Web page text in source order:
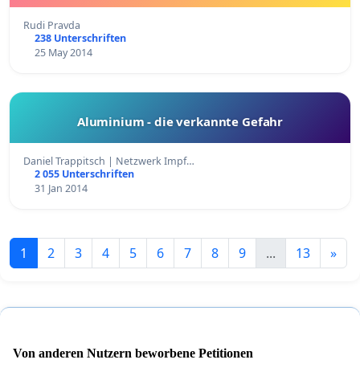
Rudi Pravda
238 Unterschriften
25 May 2014
Aluminium - die verkannte Gefahr
Daniel Trappitsch | Netzwerk Impf…
2 055 Unterschriften
31 Jan 2014
1 2 3 4 5 6 7 8 9 ... 13 »
Von anderen Nutzern beworbene Petitionen